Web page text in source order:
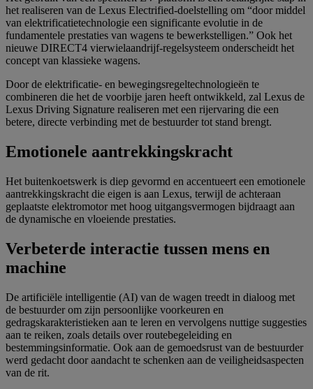
het realiseren van de Lexus Electrified-doelstelling om “door middel
van elektrificatietechnologie een significante evolutie in de
fundamentele prestaties van wagens te bewerkstelligen.” Ook het
nieuwe DIRECT4 vierwielaandrijf-regelsysteem onderscheidt het
concept van klassieke wagens.
Door de elektrificatie- en bewegingsregeltechnologieën te
combineren die het de voorbije jaren heeft ontwikkeld, zal Lexus de
Lexus Driving Signature realiseren met een rijervaring die een
betere, directe verbinding met de bestuurder tot stand brengt.
Emotionele aantrekkingskracht
Het buitenkoetswerk is diep gevormd en accentueert een emotionele
aantrekkingskracht die eigen is aan Lexus, terwijl de achteraan
geplaatste elektromotor met hoog uitgangsvermogen bijdraagt aan
de dynamische en vloeiende prestaties.
Verbeterde interactie tussen mens en
machine
De artificiële intelligentie (AI) van de wagen treedt in dialoog met
de bestuurder om zijn persoonlijke voorkeuren en
gedragskarakteristieken aan te leren en vervolgens nuttige suggesties
aan te reiken, zoals details over routebegeleiding en
bestemmingsinformatie. Ook aan de gemoedsrust van de bestuurder
werd gedacht door aandacht te schenken aan de veiligheidsaspecten
van de rit.